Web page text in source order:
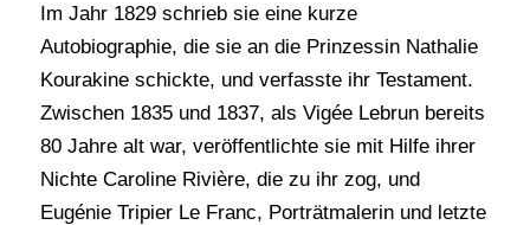
Im Jahr 1829 schrieb sie eine kurze
Autobiographie, die sie an die Prinzessin Nathalie
Kourakine schickte, und verfasste ihr Testament.
Zwischen 1835 und 1837, als Vigée Lebrun bereits
80 Jahre alt war, veröffentlichte sie mit Hilfe ihrer
Nichte Caroline Rivière, die zu ihr zog, und
Eugénie Tripier Le Franc, Porträtmalerin und letzte